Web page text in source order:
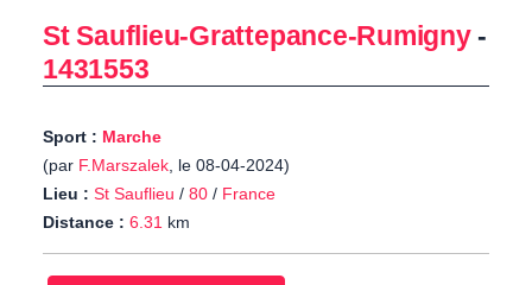
St Sauflieu-Grattepance-Rumigny-
1431553
Sport : Marche
(par F.Marszalek, le 08-04-2024)
Lieu : St Sauflieu / 80 / France
Distance : 6.31 km